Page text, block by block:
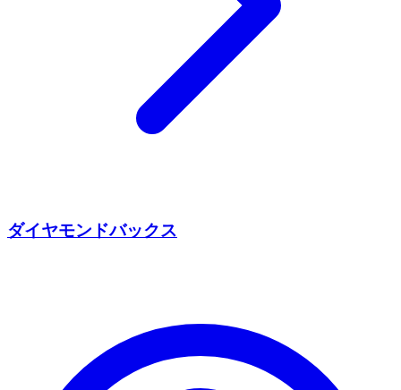
ダイヤモンドバックス